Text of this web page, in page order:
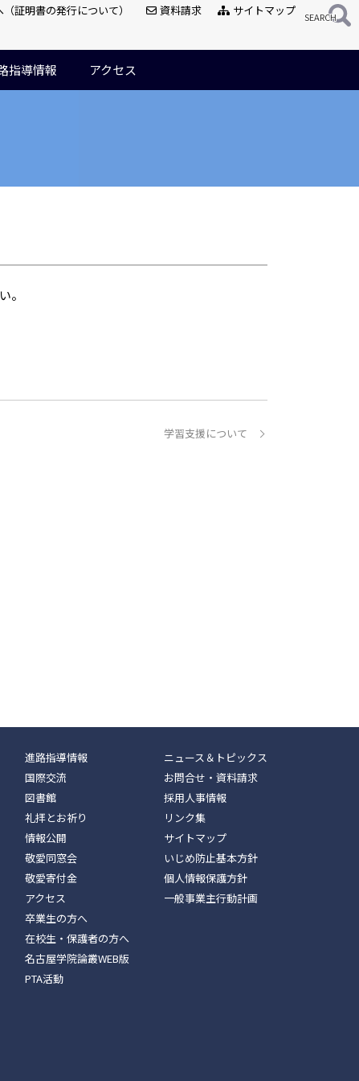
指導情報 アクセス
証明書の発行について） 資料請求 サイトマップ
。
学習支援について
進路指導情報
国際交流
図書館
礼拝とお祈り
情報公開
敬愛同窓会
敬愛寄付金
アクセス
卒業生の方へ
在校生・保護者の方へ
名古屋学院論叢WEB版
PTA活動
ニュース＆トピックス
お問合せ・資料請求
採用人事情報
リンク集
サイトマップ
いじめ防止基本方針
個人情報保護方針
一般事業主行動計画